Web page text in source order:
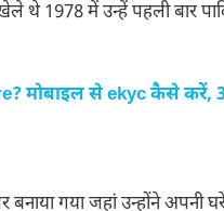
थे 1978 में उन्हें पहली बार
मोबाइल से ekyc कैसे करें,
बनाया गया जहां उन्होंने